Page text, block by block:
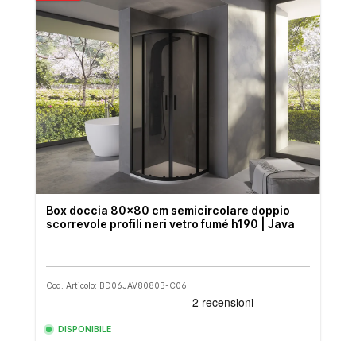
Box doccia 80x80 cm semicircolare doppio
scorrevole profili neri vetro fumé h190 | Java
Cod. Articolo: BD06JAV8080B-C06
DISPONIBILE